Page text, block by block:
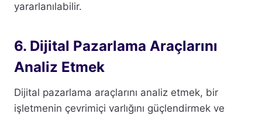
yararlanılabilir.
6. Dijital Pazarlama Araçlarını
Analiz Etmek
Dijital pazarlama araçlarını analiz etmek, bir
işletmenin çevrimiçi varlığını güçlendirmek ve